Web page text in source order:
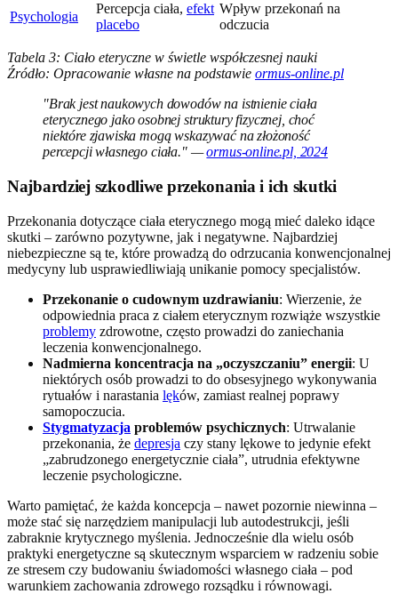
Psychologia
Percepcja ciała, efekt
placebo
Wpływ przekonań na
odczucia
Tabela 3: Ciało eteryczne w świetle współczesnej nauki
Źródło: Opracowanie własne na podstawie ormus-online.pl
"Brak jest naukowych dowodów na istnienie ciała
eterycznego jako osobnej struktury fizycznej, choć
niektóre zjawiska mogą wskazywać na złożoność
percepcji własnego ciała." —ormus-online.pl, 2024
Najbardziej szkodliwe przekonania i ich skutki
Przekonania dotyczące ciała eterycznego mogą mieć daleko idące
skutki – zarówno pozytywne, jak i negatywne. Najbardziej
niebezpieczne są te, które prowadzą do odrzucania konwencjonalnej
medycyny lub usprawiedliwiają unikanie pomocy specjalistów.
Przekonanie o cudownym uzdrawianiu: Wierzenie, że
odpowiednia praca z ciałem eterycznym rozwiąże wszystkie
problemy zdrowotne, często prowadzi do zaniechania
leczenia konwencjonalnego.
Nadmierna koncentracja na „oczyszczaniu” energii: U
niektórych osób prowadzi to do obsesyjnego wykonywania
rytuałów i narastania lęków, zamiast realnej poprawy
samopoczucia.
Stygmatyzacja problemów psychicznych: Utrwalanie
przekonania, że depresja czy stany lękowe to jedynie efekt
„zabrudzonego energetycznie ciała”, utrudnia efektywne
leczenie psychologiczne.
Warto pamiętać, że każda koncepcja – nawet pozornie niewinna –
może stać się narzędziem manipulacji lub autodestrukcji, jeśli
zabraknie krytycznego myślenia. Jednocześnie dla wielu osób
praktyki energetyczne są skutecznym wsparciem w radzeniu sobie
ze stresem czy budowaniu świadomości własnego ciała – pod
warunkiem zachowania zdrowego rozsądku i równowagi.